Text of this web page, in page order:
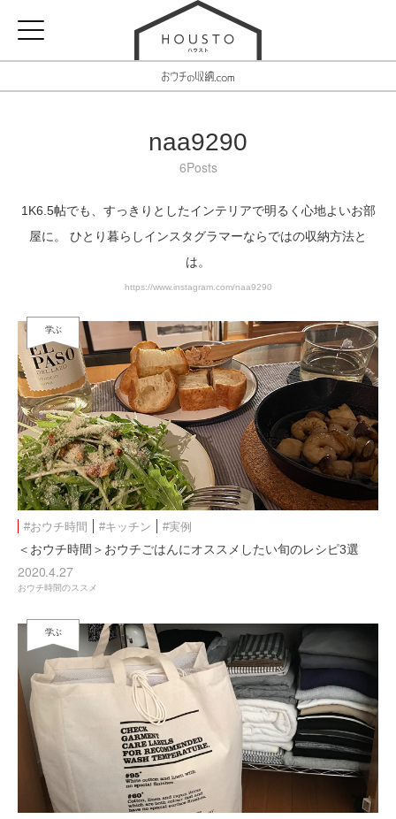
naa9290
6Posts
1K6.5帖でも、すっきりとしたインテリアで明るく心地よいお部
屋に。 ひとり暮らしインスタグラマーならではの収納方法と
は。
https://www.instagram.com/naa9290
学ぶ
#おウチ時間 #キッチン #実例
＜おウチ時間＞おウチごはんにオススメしたい旬のレシピ3選
2020.4.27
おウチ時間のススメ
学ぶ